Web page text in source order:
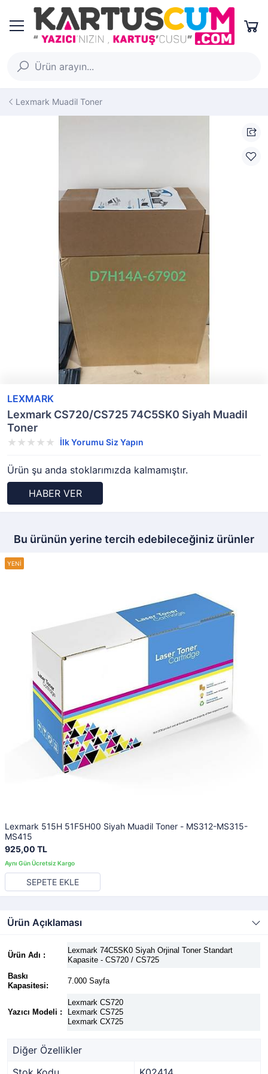
Lexmark Muadil Toner
LEXMARK
Lexmark CS720/CS725 74C5SK0 Siyah Muadil
Toner
İlk Yorumu Siz Yapın
Ürün şu anda stoklarımızda kalmamıştır.
HABER VER
Bu ürünün yerine tercih edebileceğiniz ürünler
Lexmark 515H 51F5H00 Siyah Muadil Toner - MS312-MS315-
MS415
925,00 TL
SEPETE EKLE
Ürün Açıklaması
Ürün Adı :
Lexmark 74C5SK0 Siyah Orjinal Toner Standart
Kapasite - CS720 / CS725
Baskı
Kapasitesi:
7.000 Sayfa
Yazıcı Modeli :
Lexmark CS720
Lexmark CS725
Lexmark CX725
Diğer Özellikler